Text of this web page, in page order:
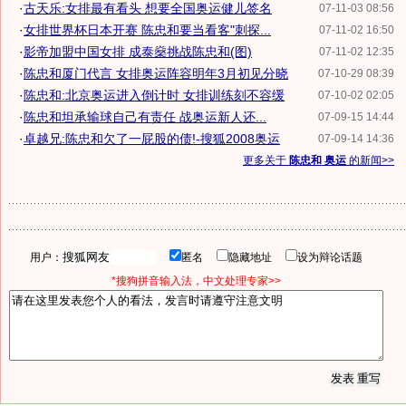
07-11-03 08:56
·古天乐:女排最有看头 想要全国奥运健儿签名
07-11-02 16:50
·女排世界杯日本开赛 陈忠和要当看客"刺探...
07-11-02 12:35
·影帝加盟中国女排 成泰燊挑战陈忠和(图)
07-10-29 08:39
· 陈忠和厦门代言 女排奥运阵容明年3月初见分晓
07-10-02 02:05
· 陈忠和:北京奥运进入倒计时 女排训练刻不容缓
07-09-15 14:44
· 陈忠和坦承输球自己有责任 战奥运新人还...
07-09-14 14:36
·卓越兄:陈忠和欠了一屁股的债!-搜狐2008奥运
更多关于 陈忠和 奥运 的新闻>>
用户： 匿名 隐藏地址
设为辩论话题
*搜狗拼音输入法，中文处理专家>>